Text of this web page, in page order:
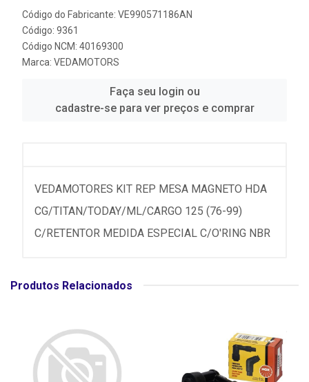
Código do Fabricante: VE990571186AN
Código: 9361
Código NCM: 40169300
Marca: VEDAMOTORS
Faça seu login ou
cadastre-se para ver preços e comprar
VEDAMOTORES KIT REP MESA MAGNETO HDA
CG/TITAN/TODAY/ML/CARGO 125 (76-99)
C/RETENTOR MEDIDA ESPECIAL C/O'RING NBR
Produtos Relacionados